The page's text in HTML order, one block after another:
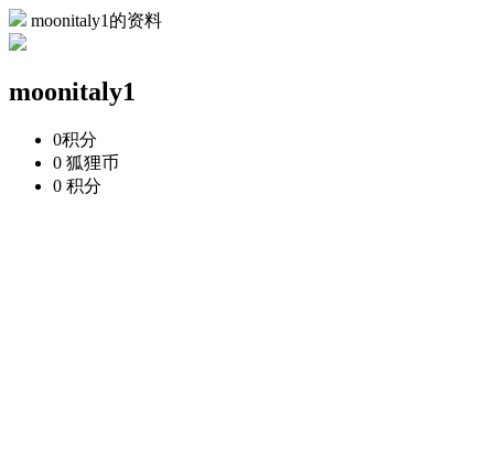
moonitaly1的资料
moonitaly1
0积分
0 狐狸币
0 积分